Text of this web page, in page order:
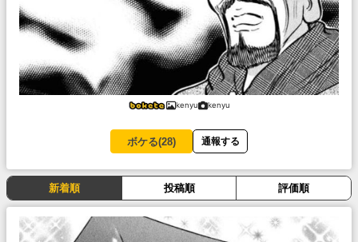
kenyu kenyu
ボケる(28) 通報する
新着順 投稿順 評価順